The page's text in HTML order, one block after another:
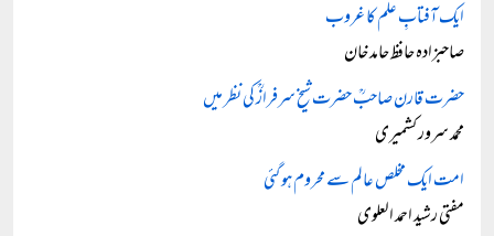
ایک آفتابِ علم کا غروب
صاحبزادہ حافظ حامد خان
حضرت قارن صاحبؒ حضرت شیخ سرفرازؒ کی نظر میں
محمد سرور کشمیری
امت ایک مخلص عالم سے محروم ہو گئی
مفتی رشید احمد العلوی